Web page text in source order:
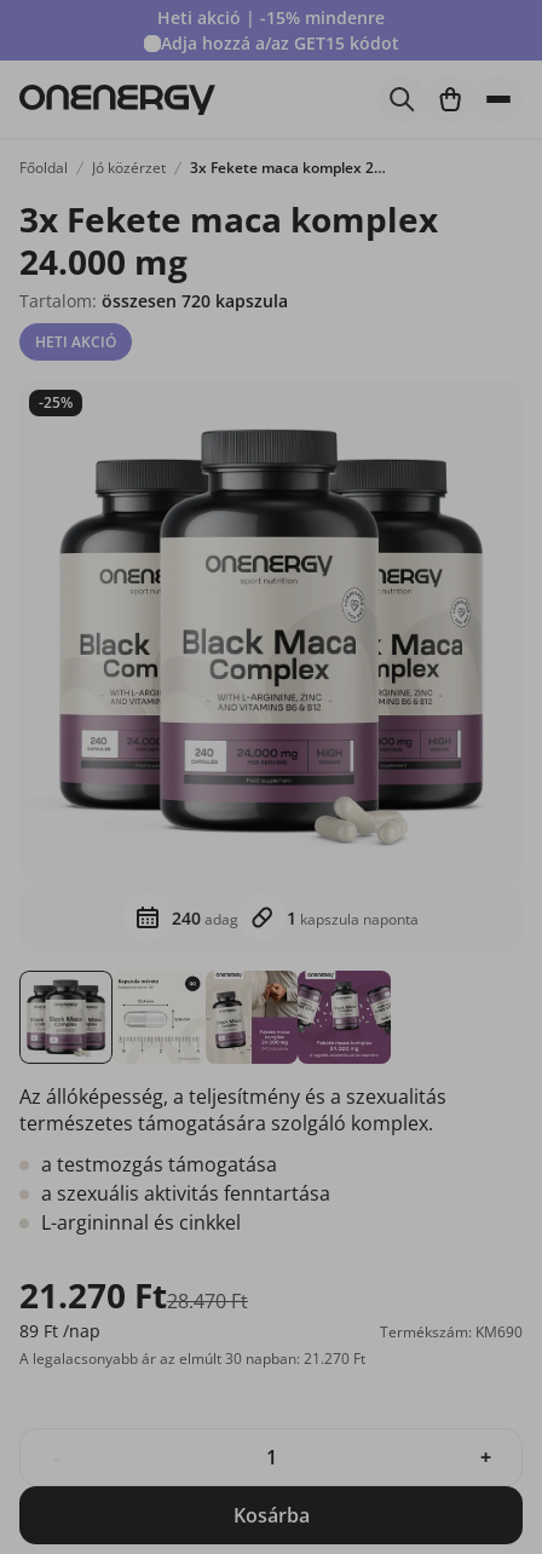
Heti akció | -15% mindenre
Adja hozzá a/az GET15 kódot
Főoldal Jó közérzet 3x Fekete maca komplex 24.000 mg
3x Fekete maca komplex
24.000 mg
Tartalom: összesen 720 kapszula
HETI AKCIÓ
-25%
240adag 1 kapszula naponta
Az állóképesség, a teljesítmény és a szexualitás
természetes támogatására szolgáló komplex.
a testmozgás támogatása
a szexuális aktivitás fenntartása
L-argininnal és cinkkel
21.270 Ft28.470 Ft
89 Ft /nap
Termékszám: KM690
A legalacsonyabb ár az elmúlt 30 napban: 21.270 Ft
+
Kosárba